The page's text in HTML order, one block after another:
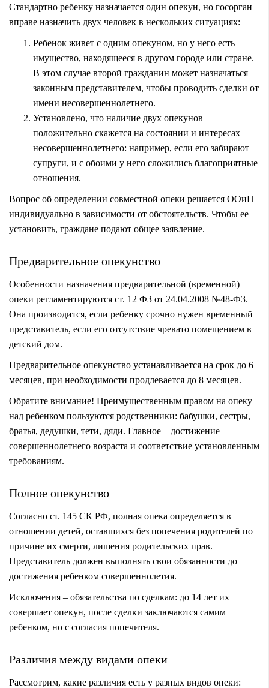
Стандартно ребенку назначается один опекун, но госорган
вправе назначить двух человек в нескольких ситуациях:
Ребенок живет с одним опекуном, но у него есть
имущество, находящееся в другом городе или стране.
В этом случае второй гражданин может назначаться
законным представителем, чтобы проводить сделки от
имени несовершеннолетнего.
Установлено, что наличие двух опекунов
положительно скажется на состоянии и интересах
несовершеннолетнего: например, если его забирают
супруги, и с обоими у него сложились благоприятные
отношения.
Вопрос об определении совместной опеки решается ООиП
индивидуально в зависимости от обстоятельств. Чтобы ее
установить, граждане подают общее заявление.
Предварительное опекунство
Особенности назначения предварительной (временной)
опеки регламентируются ст. 12 ФЗ от 24.04.2008 №48-ФЗ.
Она производится, если ребенку срочно нужен временный
представитель, если его отсутствие чревато помещением в
детский дом.
Предварительное опекунство устанавливается на срок до 6
месяцев, при необходимости продлевается до 8 месяцев.
Обратите внимание! Преимущественным правом на опеку
над ребенком пользуются родственники: бабушки, сестры,
братья, дедушки, тети, дяди. Главное – достижение
совершеннолетнего возраста и соответствие установленным
требованиям.
Полное опекунство
Согласно ст. 145 СК РФ, полная опека определяется в
отношении детей, оставшихся без попечения родителей по
причине их смерти, лишения родительских прав.
Представитель должен выполнять свои обязанности до
достижения ребенком совершеннолетия.
Исключения – обязательства по сделкам: до 14 лет их
совершает опекун, после сделки заключаются самим
ребенком, но с согласия попечителя.
Различия между видами опеки
Рассмотрим, какие различия есть у разных видов опеки: